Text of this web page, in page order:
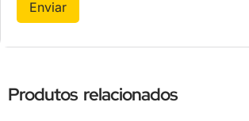
Produtos relacionados